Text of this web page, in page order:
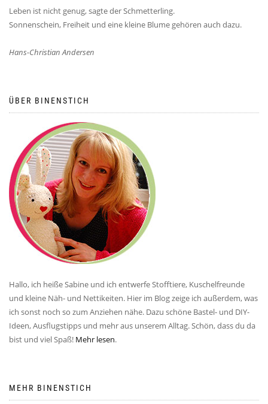
Leben ist nicht genug, sagte der Schmetterling.
Sonnenschein, Freiheit und eine kleine Blume gehören auch dazu.
Hans-Christian Andersen
ÜBER BINENSTICH
Hallo, ich heiße Sabine und ich entwerfe Stofftiere, Kuschelfreunde
und kleine Näh- und Nettikeiten. Hier im Blog zeige ich außerdem, was
ich sonst noch so zum Anziehen nähe. Dazu schöne Bastel- und DIY-
Ideen, Ausflugstipps und mehr aus unserem Alltag. Schön, dass du da
bist und viel Spaß! Mehr lesen.
MEHR BINENSTICH